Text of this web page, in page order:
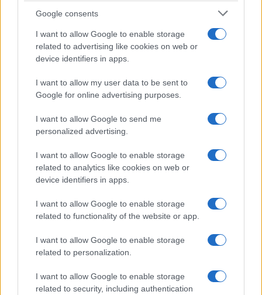
Google consents
I want to allow Google to enable storage
related to advertising like cookies on web or
device identifiers in apps.
I want to allow my user data to be sent to
Google for online advertising purposes.
I want to allow Google to send me
personalized advertising.
I want to allow Google to enable storage
related to analytics like cookies on web or
device identifiers in apps.
I want to allow Google to enable storage
related to functionality of the website or app.
I want to allow Google to enable storage
related to personalization.
I want to allow Google to enable storage
related to security, including authentication
Guida step-by-step per un’immagine pubblica
credibile e glam
Camilla Fiore · 9 Ago 2026
ALIMENTAZIONE